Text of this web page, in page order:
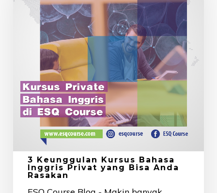
Bahasa
Inggris
Rasakan
3 Keunggulan Kursus Bahasa
Inggris Privat yang Bisa Anda
Rasakan